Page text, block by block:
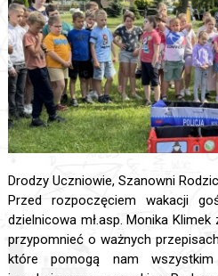
Drodzy Uczniowie, Szanowni
Przed rozpoczęciem wakacji
dzielnicowa mł.asp. Monika
przypomnieć o ważnych
które pomogą nam